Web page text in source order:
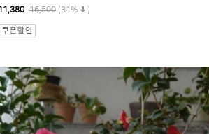
16,500 (31% )